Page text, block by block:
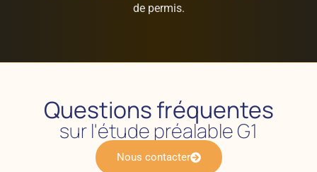
de permis.
Questions fréquentes
sur l'étude préalable G1
Nous contacter